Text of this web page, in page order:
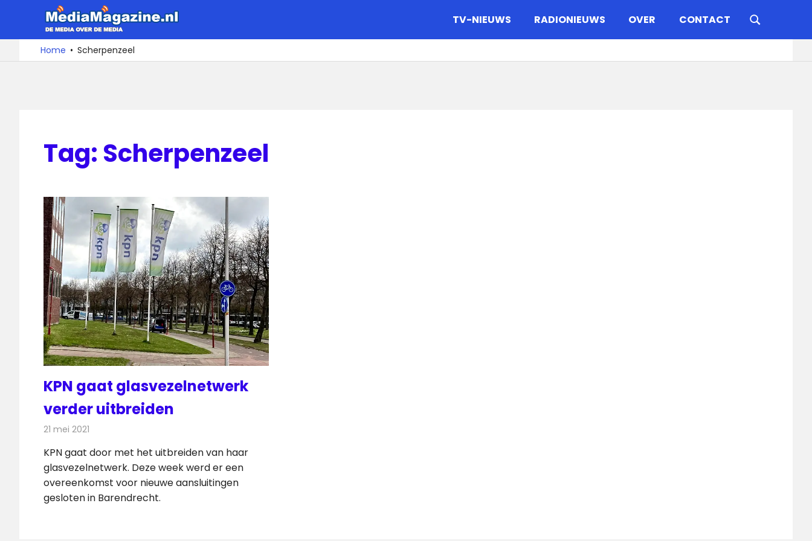
de
De
media
over
TV-NIEUWS RADIONIEUWS OVER CONTACT
Home Scherpenzeel
Tag: Scherpenzeel
KPN gaat glasvezelnetwerk
verder uitbreiden
21 mei 2021
KPN gaat door met het uitbreiden van haar
glasvezelnetwerk. Deze week werd er een
overeenkomst voor nieuwe aansluitingen
gesloten in Barendrecht.